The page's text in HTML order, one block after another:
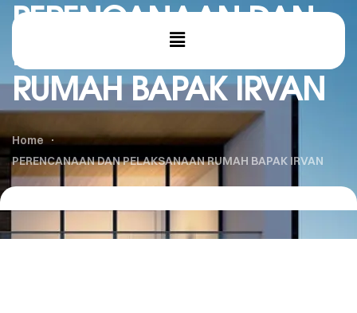
PERENCANAAN DAN
PELAKSANAAN
RUMAH BAPAK IRVAN
Home
PERENCANAAN DAN PELAKSANAAN RUMAH BAPAK IRVAN